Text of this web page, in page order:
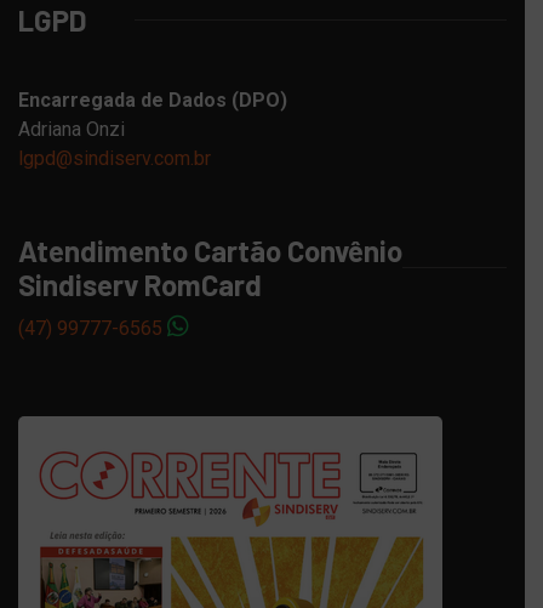
LGPD
Encarregada de Dados (DPO)
Adriana Onzi
lgpd@sindiserv.com.br
Atendimento Cartão Convênio
Sindiserv RomCard
(47) 99777-6565